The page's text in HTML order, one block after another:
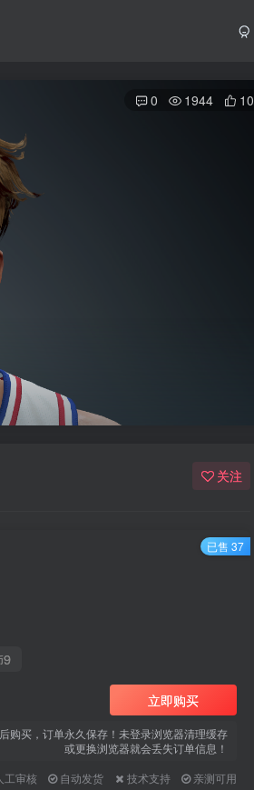
0 1944 10
关注
9
立即购买
后购买，订单永久保存！未登录浏览器清理缓存
或更换浏览器就会丢失订单信息！
工审核
自动发货 技术支持 亲测可用
已售 37
隐私声明